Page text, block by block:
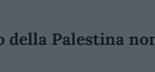
della Palestina